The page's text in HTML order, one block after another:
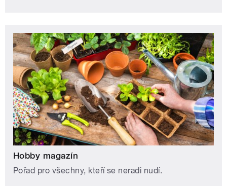
Hobby magazín
Pořad pro všechny, kteří se neradi nudí.